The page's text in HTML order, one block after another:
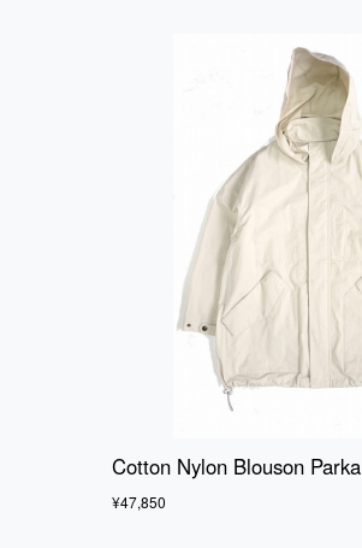
Cotton Nylon Blouson Parka
¥47,850